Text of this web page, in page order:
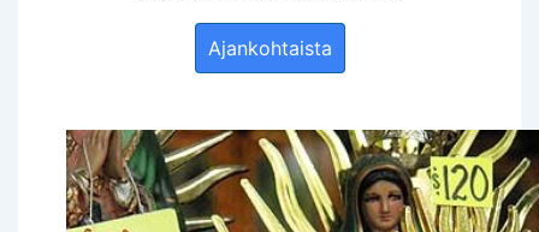
Ajankohtaista